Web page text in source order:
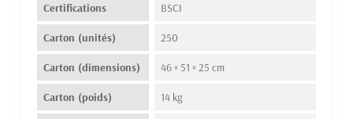
Certifications BSCI
Carton (unités) 250
Carton (dimensions) 46 × 51 × 25 cm
Carton (poids) 14 kg